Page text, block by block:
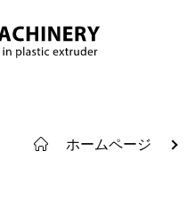
ホームページ